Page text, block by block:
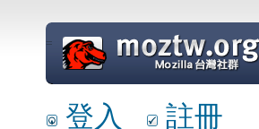
=
登入 註冊